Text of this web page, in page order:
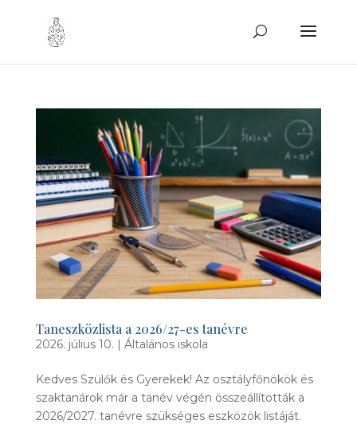
Taneszközlista a 2026/27-es tanévre
2026. július 10. | Általános iskola
Kedves Szülők és Gyerekek! Az osztályfőnökök és
szaktanárok már a tanév végén összeállították a
2026/2027. tanévre szükséges eszközök listáját.